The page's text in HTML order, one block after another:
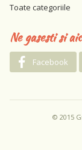
Toate categoriile
Ne gasesti si
Facebook
© 2015